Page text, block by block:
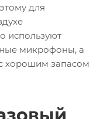
для
используют
микрофоны, а
хорошим запасом